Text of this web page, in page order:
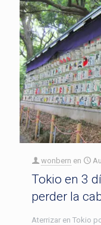
wonbern en
Tokio en 3
perder la
Aterrizar en Tokio